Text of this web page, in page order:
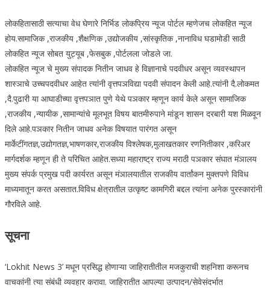
लोकहितासाठी सत्याचा वेध घेणारे निर्भिड लोकप्रिय न्यूज पोर्टल म्हणेजच लोकहित न्यूज
होय.सामाजिक ,राजकीय ,शैक्षणिक ,उद्योजकीय ,सांस्कृतिक ,नानाविध घडामोडी साठी
लोकहित न्यूज सोबत युट्यूब ,फेसबुक ,पोर्टलला जोडले जा.
लोकहित न्यूज चे मुख्य संपादक नितीन जाधव हे विज्ञानाचे पदवीधर असून व्यवस्थापन
शास्ञाचे उच्चपदवीधर आहेत त्यांनी वृत्तपञविद्या पदवी संपादन केली आहे.त्यांनी दै.लोकमत
,दै.पुढारी या आघाडीच्या वृत्तपञात पुणे येथे पञकार म्हणून कार्य केले असून सामाजिक
,राजकीय ,न्यायीक ,सामान्यांचे मूलभूत विषय बातमीरुपाने मांडून शासन दरबारी यश मिळवून
दिले आहे.पञकार नितीन जाधव अनेक विषयात पारंगत असून
मार्केटींगतज्ञ,उद्योगतज्ञ,भाषणकार,राजकीय विश्लेषक,मुलाखतकार रणनितीकार ,करिअर
मार्गदर्शक म्हणून ही ते परिचित आहेत.सध्या महाराष्ट्र राज्य मराठी पञकार संघात मंञालय
मुख्य संपर्क प्रमुख पदी कार्यरत असून मंञालयातील राजकीय वार्तांकन मुक्तपणे विविध
माध्यमातून करत असतात.विविध क्षेत्रातील उत्कृष्ट कामगिरी बद्दल त्यांना अनेक पुरस्कारांनी
गौरविले आहे.
सूचना
‘Lokhit News 3’ मधून प्रसिद्ध होणाऱ्या जाहिरातीतील मजकुराची शहनिशा करूनच
वाचकांनी त्या संबंधी व्यवहार करावा. जाहिरातीत आपल्या उत्पादन/सेवेसंदर्भात